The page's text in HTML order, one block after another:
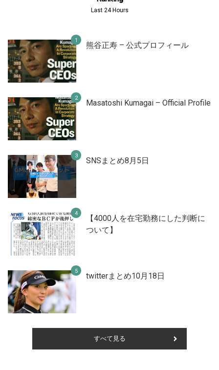
Last 24 Hours
熊谷正寿 – 公式プロフィール
Masatoshi Kumagai – Official Profile
SNSまとめ8月5日
【4000人を在宅勤務にした判断に
ついて】
twitterまとめ10月18日
すべて見る